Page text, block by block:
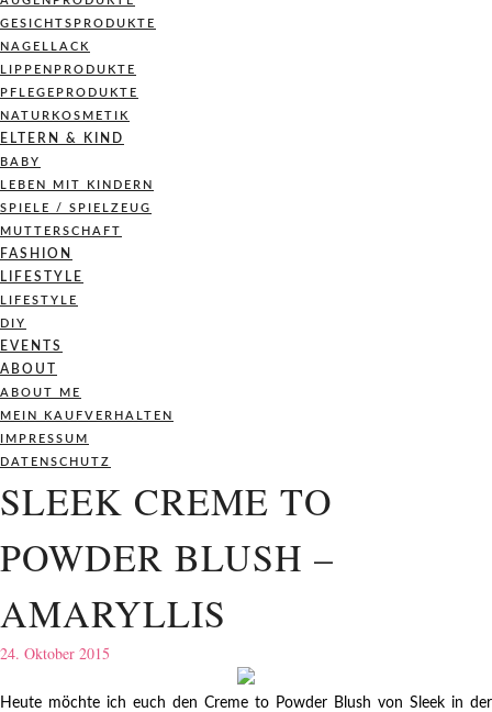
GESICHTSPRODUKTE
NAGELLACK
LIPPENPRODUKTE
PFLEGEPRODUKTE
NATURKOSMETIK
ELTERN & KIND
BABY
LEBEN MIT KINDERN
SPIELE / SPIELZEUG
MUTTERSCHAFT
FASHION
LIFESTYLE
LIFESTYLE
DIY
EVENTS
ABOUT
ABOUT ME
MEIN KAUFVERHALTEN
IMPRESSUM
DATENSCHUTZ
SLEEK CREME TO
POWDER BLUSH –
AMARYLLIS
24. Oktober 2015
Heute möchte ich euch den Creme to Powder Blush von Sleek in der